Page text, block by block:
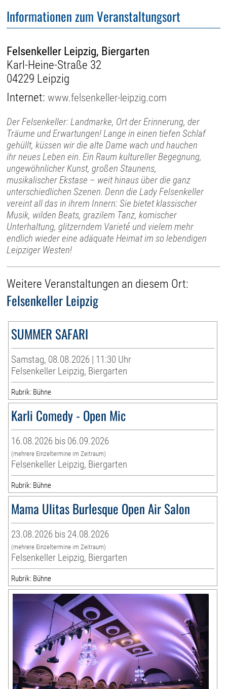
Informationen zum Veranstaltungsort
Felsenkeller Leipzig, Biergarten
Karl-Heine-Straße 32
04229 Leipzig
Internet:www.felsenkeller-leipzig.com
Der Felsenkeller: Landmarke, Ort der Erinnerung, der
Träume und Erwartungen! Lange in einen tiefen Schlaf
gehüllt, küssen wir die alte Dame wach und hauchen
ihr neues Leben ein. Ein Raum kultureller Begegnung,
ungewöhnlicher Kunst, großen Staunens,
musikalischer Ekstase – weit hinaus über die ganz
unterschiedlichen Szenen. Denn die Lady Felsenkeller
vereint all das in ihrem Innern: Sie bietet klassischer
Musik, wilden Beats, grazilem Tanz, komischer
Unterhaltung, glitzerndem Varieté und vielem mehr
endlich wieder eine adäquate Heimat im so lebendigen
Leipziger Westen!
Weitere Veranstaltungen an diesem Ort:
Felsenkeller Leipzig
SUMMER SAFARI
Samstag, 08.08.2026 | 11:30 Uhr
Felsenkeller Leipzig, Biergarten
Rubrik: Bühne
Karli Comedy - Open Mic
16.08.2026 bis 06.09.2026
(mehrere Einzeltermine im Zeitraum)
Felsenkeller Leipzig, Biergarten
Rubrik: Bühne
Mama Ulitas Burlesque Open Air Salon
23.08.2026 bis 24.08.2026
(mehrere Einzeltermine im Zeitraum)
Felsenkeller Leipzig, Biergarten
Rubrik: Bühne